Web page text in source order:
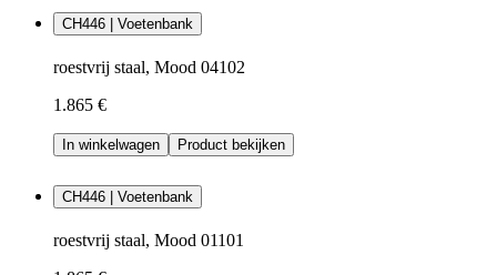
CH446 | Voetenbank
roestvrij staal, Mood 04102
1.865 €
In winkelwagen Product bekijken
CH446 | Voetenbank
roestvrij staal, Mood 01101